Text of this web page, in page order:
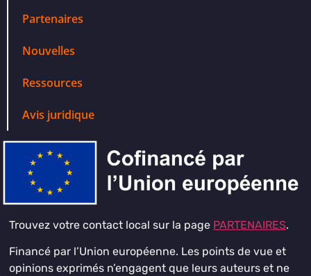
Partenaires
Nouvelles
Ressources
Avis juridique
Trouvez votre contact local sur la page PARTENAIRES.
Financé par l’Union européenne. Les points de vue et
opinions exprimés n’engagent que leurs auteurs et ne